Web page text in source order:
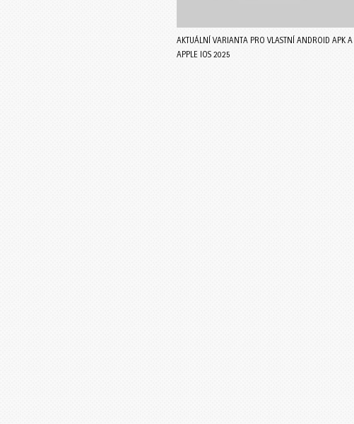
AKTUÁLNÍ VARIANTA PRO VLASTNÍ ANDROID APK A
APPLE IOS 2025